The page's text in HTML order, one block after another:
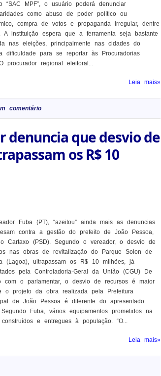
“SAC MPF”, o usuário poderá denunciar
como abuso de poder político ou
compra de votos e propaganda irregular, dentre
A instituição espera que a ferramenta seja bastante
nas eleições, principalmente nas cidades do
dificuldade para se reportar às Procuradorias
procurador regional eleitoral...
Leia mais»
comentário
denuncia que desvio de
os R$ 10
Fuba (PT), “azeitou” ainda mais as denuncias
contra a gestão do prefeito de João Pessoa,
Cartaxo (PSD). Segundo o vereador, o desvio de
nas obras de revitalização do Parque Solon de
(Lagoa), ultrapassam os R$ 10 milhões, já
pela Controladoria-Geral da União (CGU) De
com o parlamentar, o desvio de recursos é maior
o projeto da obra realizada pela Prefeitura
de João Pessoa é diferente do apresentado
Fuba, vários equipamentos prometidos na
e entregues à população. “O...
Leia mais»